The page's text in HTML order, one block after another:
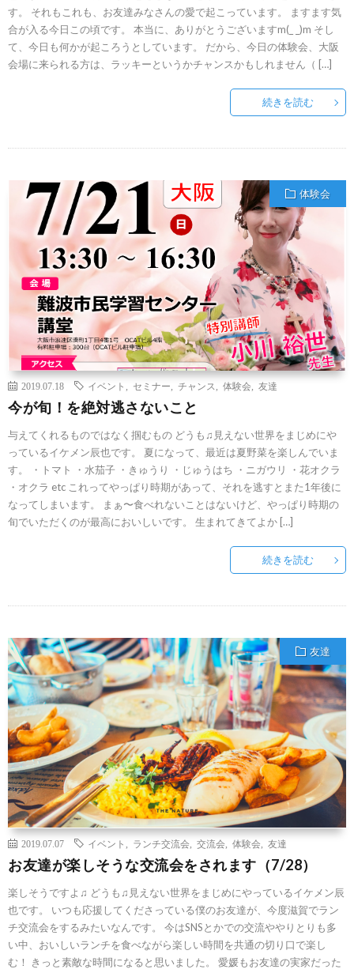
す。 それもこれも、お友達みなさんの愛で起こっています。 ますます気
合が入る今日この頃です。 本当に、ありがとうございますm(_ _)m そし
て、今日も何かが起ころうとしています。 だから、今日の体験会、大阪
会場に来られる方は、ラッキーというかチャンスかもしれません（ […]
続きを読む
体験会
2019.07.18 イベント セミナー チャンス 体験会 友達
今が旬！を絶対逃さないこと
与えてくれるものではなく掴むもの どうも♫見えない世界をまじめにや
っているイケメン辰也です。 夏になって、最近は夏野菜を楽しんでいま
す。 ・トマト ・水茄子 ・きゅうり ・じゅうはち ・ニガウリ ・花オクラ
・オクラ etc これってやっぱり時期があって、それを逃すとまた1年後に
なってしまいます。 まぁ〜食べれないことはないけど、やっぱり時期の
旬でいただくのが最高においしいです。 生まれてきてよか […]
続きを読む
友達
2019.07.07 イベント ランチ交流会 交流会 体験会 友達
お友達が楽しそうな交流会をされます（7/28）
楽しそうですよ♫ どうも♫見えない世界をまじめにやっているイケメン辰
也です。 いつも応援してくださっている僕のお友達が、今度滋賀でラン
チ交流会をするみたいなんです。 今はSNSとかでの交流ややりとりも多
い中、おいしいランチを食べながら楽しい時間を共通の切り口で楽し
む！ きっと素敵な時間になると思いました。 愛媛もお友達の実家だった